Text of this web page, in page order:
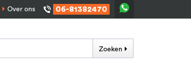
Over ons 06-81382470
Zoeken